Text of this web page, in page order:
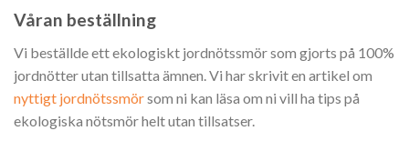
Våran beställning
Vi beställde ett ekologiskt jordnötssmör som gjorts på 100%
jordnötter utan tillsatta ämnen. Vi har skrivit en artikel om
nyttigt jordnötssmörsom ni kan läsa om ni vill ha tips på
ekologiska nötsmör helt utan tillsatser.